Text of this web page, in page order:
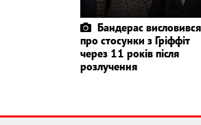
Бандерас висловився
про стосунки з Гріффіт
через 11 років після
розлучення